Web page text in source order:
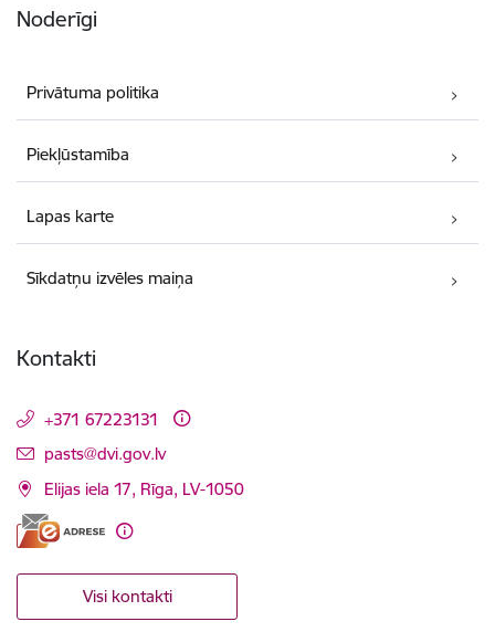
Noderīgi
Privātuma politika
Piekļūstamība
Lapas karte
Sīkdatņu izvēles maiņa
Kontakti
+371 67223131
E-pasts:
pasts@dvi.gov.lv
Elijas iela 17, Rīga, LV-1050
Visi kontakti